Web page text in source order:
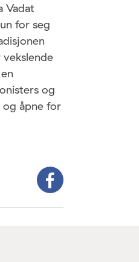
Vadat
for seg
og
og åpne for